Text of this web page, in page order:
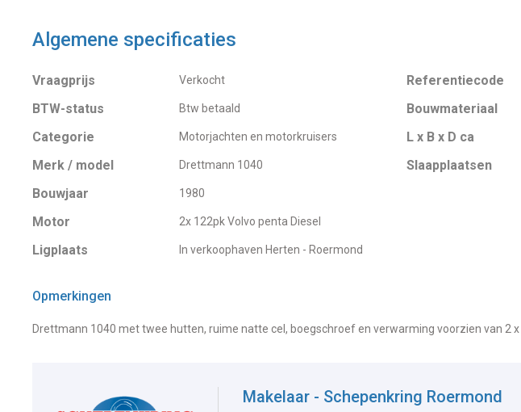
Algemene specificaties
Vraagprijs Verkocht
BTW-status Btw betaald
Categorie Motorjachten en motorkruisers
Merk / model Drettmann 1040
Bouwjaar 1980
Motor 2x 122pk Volvo penta Diesel
Ligplaats In verkoophaven Herten - Roermond
Referentiecode
Bouwmateriaal
L x B x D ca
Slaapplaatsen
Opmerkingen
Drettmann 1040 met twee hutten, ruime natte cel, boegschroef en verwarming voorzien van 2 x
Makelaar - Schepenkring Roermond